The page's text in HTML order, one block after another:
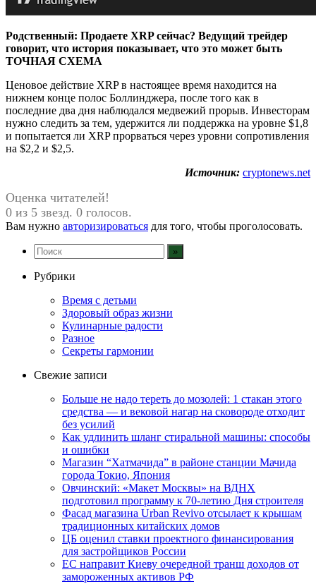
Родственный: Продаете XRP сейчас? Ведущий трейдер
говорит, что история показывает, что это может быть
ТОЧНАЯ СХЕМА
Ценовое действие XRP в настоящее время находится на
нижнем конце полос Боллинджера, после того как в
последние два дня наблюдался медвежий прорыв. Инвесторам
нужно следить за тем, удержится ли поддержка на уровне $1,8
и попытается ли XRP прорваться через уровни сопротивления
на $2,2 и $2,5.
Источник: cryptonews.net
Оценка читателей!
0 из 5 звезд. 0 голосов.
Вам нужно авторизироваться для того, чтобы проголосовать.
Рубрики
Время с детьми
Здоровый образ жизни
Кулинарные радости
Разное
Секреты гармонии
Свежие записи
Больше не надо тереть до мозолей: 1 стакан этого
средства — и вековой нагар на сковороде отходит
без усилий
Как удлинить шланг стиральной машины: способы
и ошибки
Магазин “Хатмачида” в районе станции Мачида
города Токио, Япония
Овчинский: «Макет Москвы» на ВДНХ
подготовил программу к 70-летию Дня строителя
Фасад магазина Urban Revivo отсылает к крышам
традиционных китайских домов
ЦБ оценил ставки проектного финансирования
для застройщиков России
ЕС направит Киеву очередной транш доходов от
замороженных активов РФ